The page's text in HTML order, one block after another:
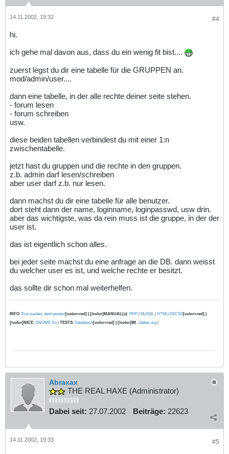
#4
14.11.2002, 19:32
hi.
ich gehe mal davon aus, dass du ein wenig fit bist....
zuerst legst du dir eine tabelle für die GRUPPEN an.
mod/admin/user....
dann eine tabelle, in der alle rechte deiner seite stehen.
- forum lesen
- forum schreiben
usw.
diese beiden tabellen verbindest du mit einer 1:n
zwischentabelle.
jetzt hast du gruppen und die rechte in den gruppen.
z.b. admin darf lesen/schreiben
aber user darf z.b. nur lesen.
dann machst du dir eine tabelle für alle benutzer.
dort steht dann der name, loginname, loginpasswd, usw drin.
aber das wichtigste, was da rein muss ist die gruppe, in der der
user ist.
das ist eigentlich schon alles.
bei jeder seite machst du eine anfrage an die DB. dann weisst
du welcher user es ist, und welche rechte er besitzt.
das sollte dir schon mal weiterhelfen.
INFO: Erst suchen, dann posten![color=red] | [/color]MANUAL(s): PHP MySQL HTML/JS/CSS[color=red] |
[/color]NICE: GNOME Do TESTS: Gästebuch[color=red] | [/color]IM : Jabber.org
Abraxax
THE REAL HAXE (Administrator)
Dabei seit: 27.07.2002 Beiträge: 22623
#5
14.11.2002, 19:33